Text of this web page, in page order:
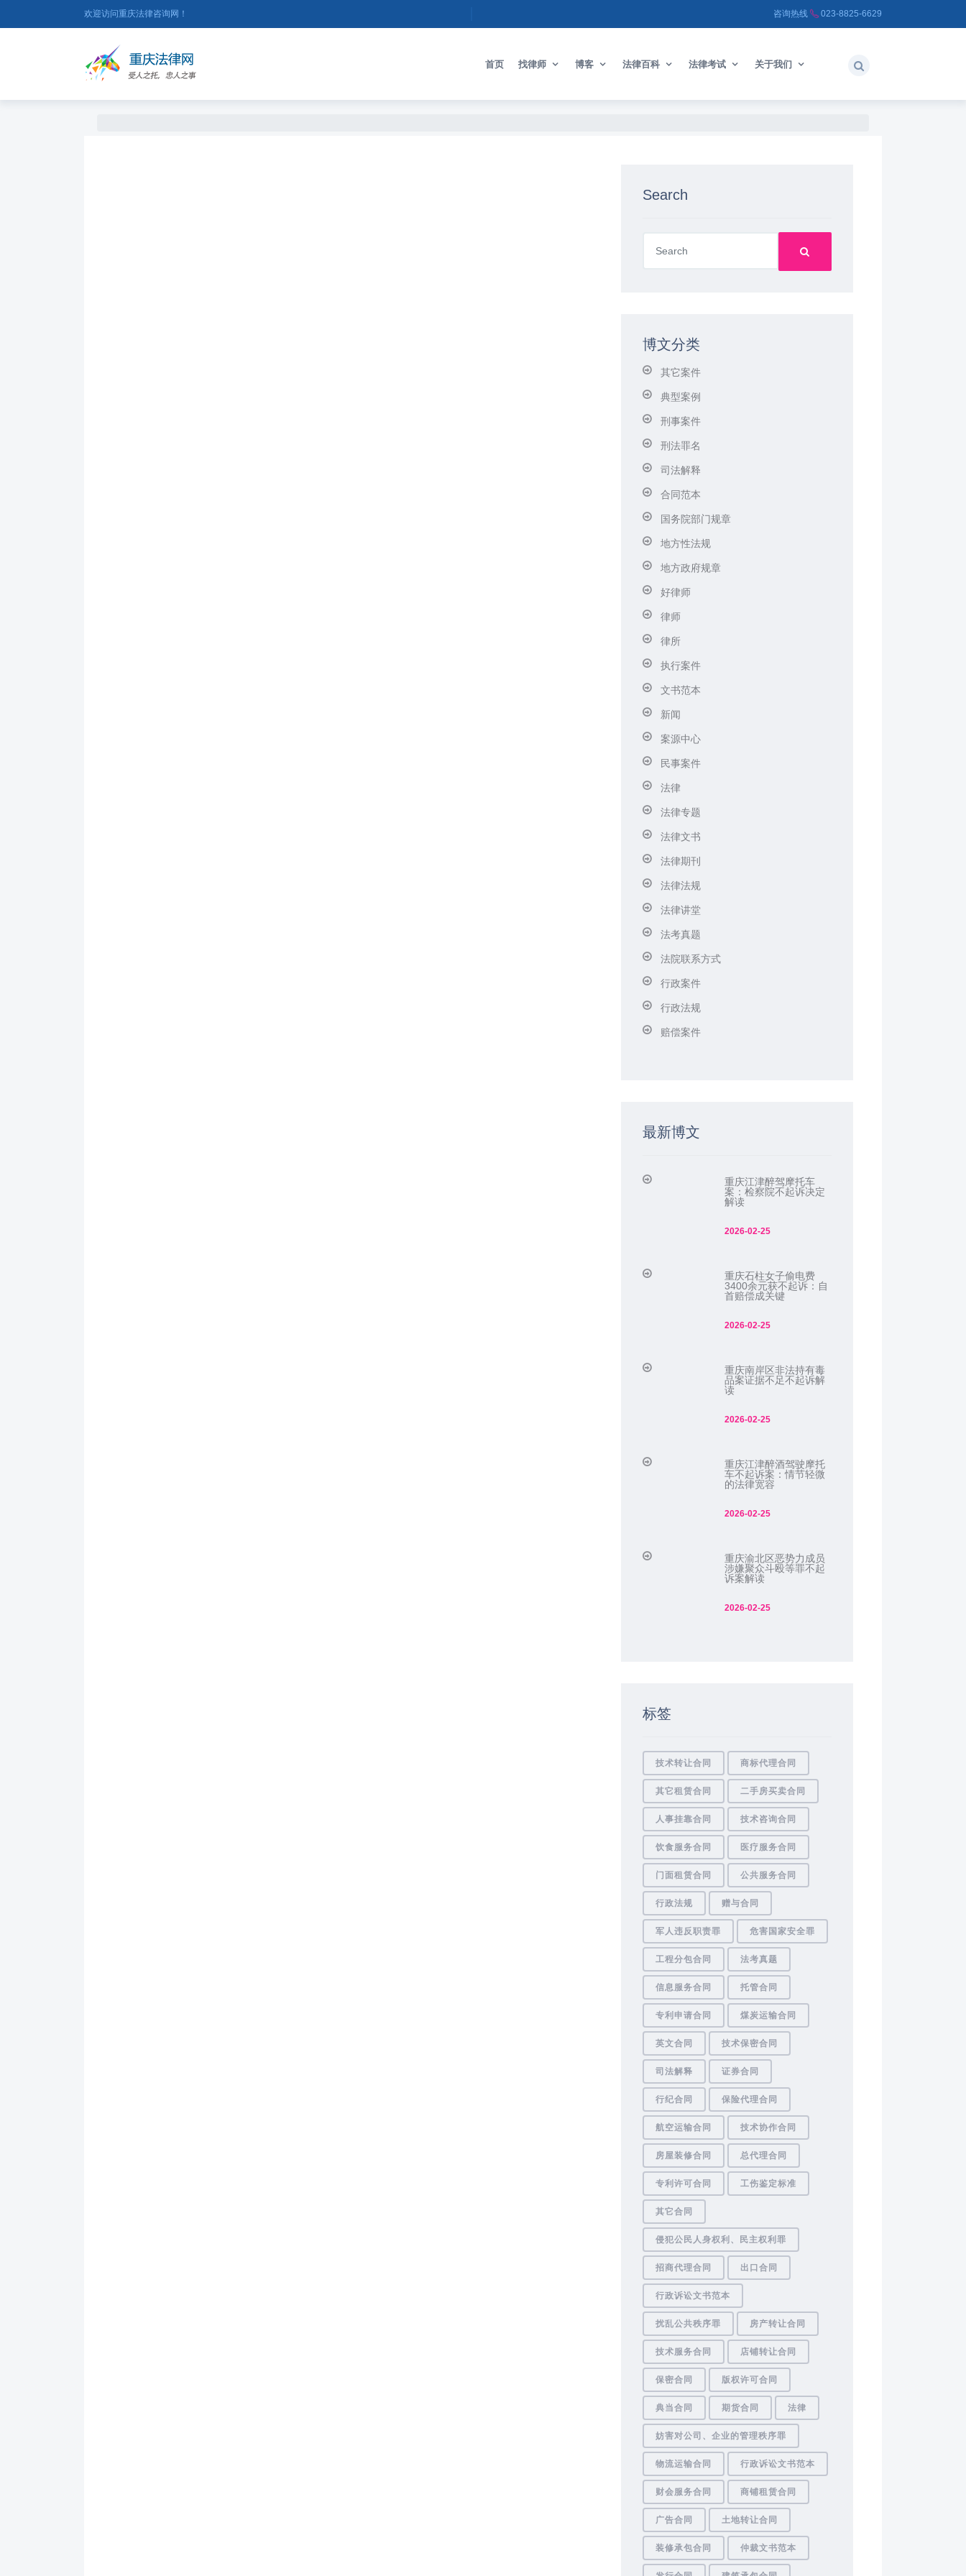
欢迎访问重庆法律咨询网！ 咨询热线 023-8825-6629
首页 找律师 博客 法律百科 法律考试 关于我们
Search
博文分类
其它案件
典型案例
刑事案件
刑法罪名
司法解释
合同范本
国务院部门规章
地方性法规
地方政府规章
好律师
律师
律所
执行案件
文书范本
新闻
案源中心
民事案件
法律
法律专题
法律文书
法律期刊
法律法规
法律讲堂
法考真题
法院联系方式
行政案件
行政法规
赔偿案件
最新博文
重庆江津醉驾摩托车
案：检察院不起诉决定
解读
2026-02-25
重庆石柱女子偷电费
3400余元获不起诉：自
首赔偿成关键
2026-02-25
重庆南岸区非法持有毒
品案证据不足不起诉解
读
2026-02-25
重庆江津醉酒驾驶摩托
车不起诉案：情节轻微
的法律宽容
2026-02-25
重庆渝北区恶势力成员
涉嫌聚众斗殴等罪不起
诉案解读
2026-02-25
标签
技术转让合同 商标代理合同
其它租赁合同 二手房买卖合同
人事挂靠合同 技术咨询合同
饮食服务合同 医疗服务合同
门面租赁合同 公共服务合同
行政法规 赠与合同
军人违反职责罪 危害国家安全罪
工程分包合同 法考真题
信息服务合同 托管合同
专利申请合同 煤炭运输合同
英文合同 技术保密合同
司法解释 证券合同
行纪合同 保险代理合同
航空运输合同 技术协作合同
房屋装修合同 总代理合同
专利许可合同 工伤鉴定标准
其它合同
侵犯公民人身权利、民主权利罪
招商代理合同 出口合同
行政诉讼文书范本
扰乱公共秩序罪 房产转让合同
技术服务合同 店铺转让合同
保密合同 版权许可合同
典当合同 期货合同 法律
妨害对公司、企业的管理秩序罪
物流运输合同 行政诉讼文书范本
财会服务合同 商铺租赁合同
广告合同 土地转让合同
装修承包合同 仲裁文书范本